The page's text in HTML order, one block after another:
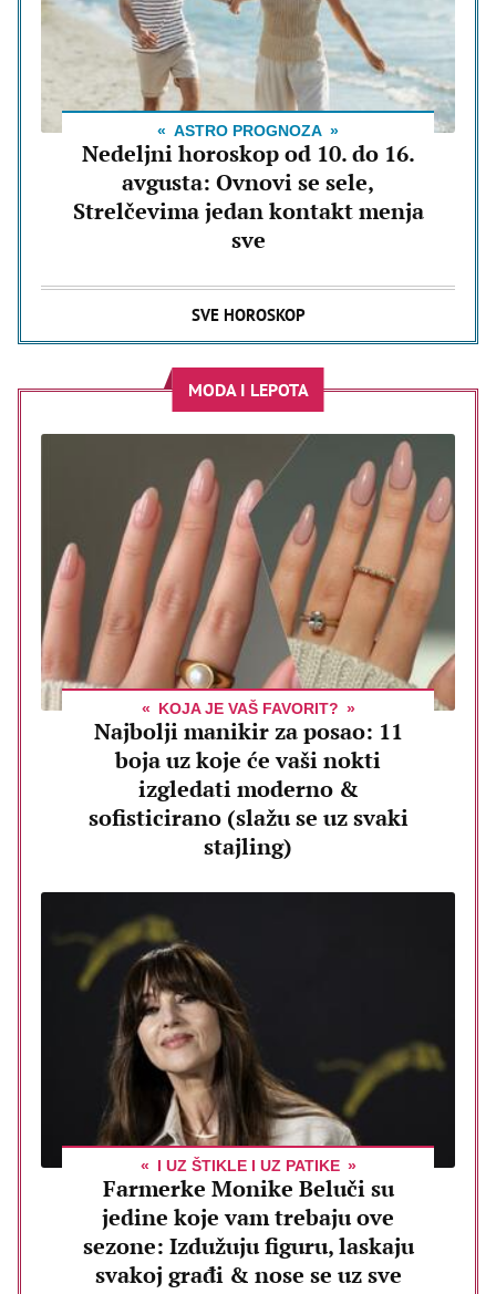
ASTRO PROGNOZA
Nedeljni horoskop od 10. do 16.
avgusta: Ovnovi se sele,
Strelčevima jedan kontakt menja
sve
SVE HOROSKOP
MODA I LEPOTA
KOJA JE VAŠ FAVORIT?
Najbolji manikir za posao: 11
boja uz koje će vaši nokti
izgledati moderno &
sofisticirano (slažu se uz svaki
stajling)
I UZ ŠTIKLE I UZ PATIKE
Farmerke Monike Beluči su
jedine koje vam trebaju ove
sezone: Izdužuju figuru, laskaju
svakoj građi & nose se uz sve